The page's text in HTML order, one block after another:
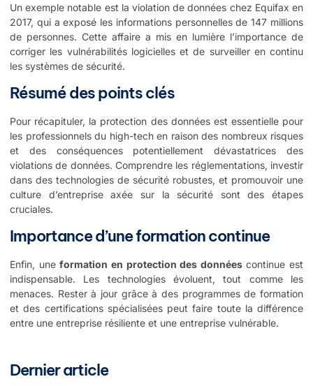
Un exemple notable est la violation de données chez Equifax en
2017, qui a exposé les informations personnelles de 147 millions
de personnes. Cette affaire a mis en lumière l’importance de
corriger les vulnérabilités logicielles et de surveiller en continu
les systèmes de sécurité.
Résumé des points clés
Pour récapituler, la protection des données est essentielle pour
les professionnels du high-tech en raison des nombreux risques
et des conséquences potentiellement dévastatrices des
violations de données. Comprendre les réglementations, investir
dans des technologies de sécurité robustes, et promouvoir une
culture d’entreprise axée sur la sécurité sont des étapes
cruciales.
Importance d’une formation continue
Enfin, uneformation en protection des donnéescontinue est
indispensable. Les technologies évoluent, tout comme les
menaces. Rester à jour grâce à des programmes de formation
et des certifications spécialisées peut faire toute la différence
entre une entreprise résiliente et une entreprise vulnérable.
Dernier article